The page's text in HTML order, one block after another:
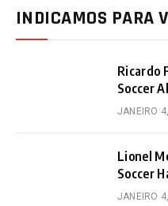
INDICAMOS PARA
Ricardo
Soccer
JANEIRO
Lionel
Soccer
JANEIRO